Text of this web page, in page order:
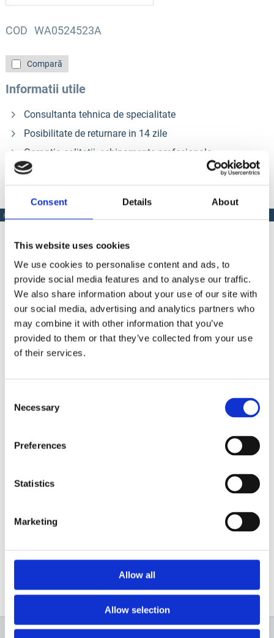
Consent Details About
This website uses cookies
We use cookies to personalise content and ads, to
provide social media features and to analyse our traffic.
We also share information about your use of our site with
our social media, advertising and analytics partners who
may combine it with other information that you’ve
provided to them or that they’ve collected from your use
of their services.
Selection
Necessary
Preferences
Statistics
Marketing
Allow all
Allow selection
Compară
Informatii utile
Consultanta tehnica de specialitate
Posibilitate de returnare in 14 zile
Garantia calitatii, echipamente profesionale
COD WA0524523A
PRODUSE SIMILARE
Produse Similare
COD BT0002035